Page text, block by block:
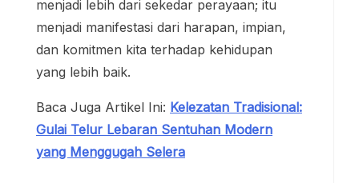
menjadi lebih dari sekedar perayaan; itu
menjadi manifestasi dari harapan, impian,
dan komitmen kita terhadap kehidupan
yang lebih baik.
Baca Juga Artikel Ini: Kelezatan Tradisional:
Gulai Telur Lebaran Sentuhan Modern
yang Menggugah Selera